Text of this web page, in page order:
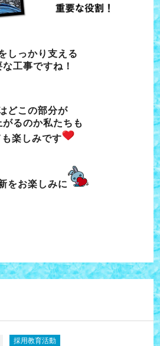
しっかり支える
な工事ですね！
どこの部分が
がるのか私たちも
も楽しみです
をお楽しみに
採用教育活動